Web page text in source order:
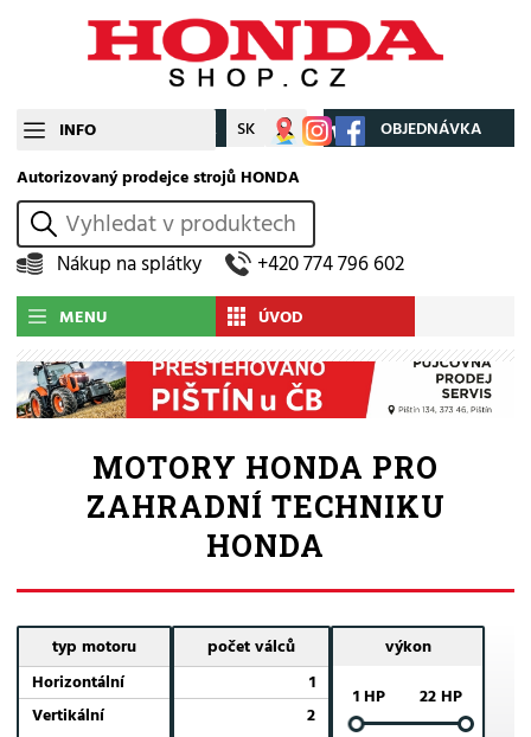
INFO CZ SK Můj účet OBJEDNÁVKA
Autorizovaný prodejce strojů HONDA
vyhledat
Nákup na splátky +420 774 796 602
MENU ÚVOD
MOTORY HONDA PRO
ZAHRADNÍ TECHNIKU
HONDA
typ motoru
Horizontální
Vertikální
počet válců
1
2
výkon
1 HP
22 HP